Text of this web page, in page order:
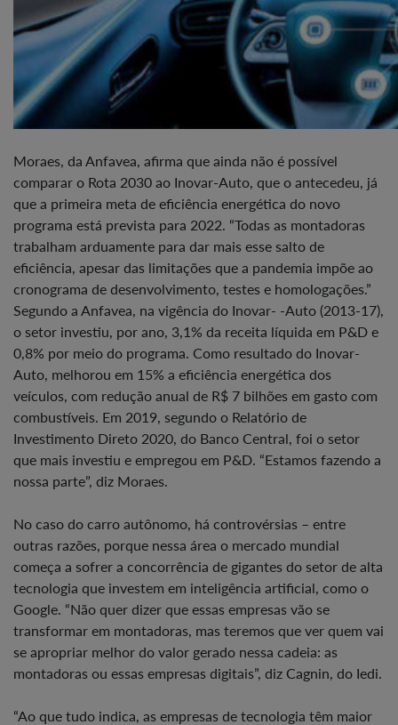
Moraes, da Anfavea, afirma que ainda não é possível
comparar o Rota 2030 ao Inovar-Auto, que o antecedeu, já
que a primeira meta de eficiência energética do novo
programa está prevista para 2022. “Todas as montadoras
trabalham arduamente para dar mais esse salto de
eficiência, apesar das limitações que a pandemia impõe ao
cronograma de desenvolvimento, testes e homologações.”
Segundo a Anfavea, na vigência do Inovar- -Auto (2013-17),
o setor investiu, por ano, 3,1% da receita líquida em P&D e
0,8% por meio do programa. Como resultado do Inovar-
Auto, melhorou em 15% a eficiência energética dos
veículos, com redução anual de R$ 7 bilhões em gasto com
combustíveis. Em 2019, segundo o Relatório de
Investimento Direto 2020, do Banco Central, foi o setor
que mais investiu e empregou em P&D. “Estamos fazendo a
nossa parte”, diz Moraes.
No caso do carro autônomo, há controvérsias – entre
outras razões, porque nessa área o mercado mundial
começa a sofrer a concorrência de gigantes do setor de alta
tecnologia que investem em inteligência artificial, como o
Google. “Não quer dizer que essas empresas vão se
transformar em montadoras, mas teremos que ver quem vai
se apropriar melhor do valor gerado nessa cadeia: as
montadoras ou essas empresas digitais”, diz Cagnin, do Iedi.
“Ao que tudo indica, as empresas de tecnologia têm maior